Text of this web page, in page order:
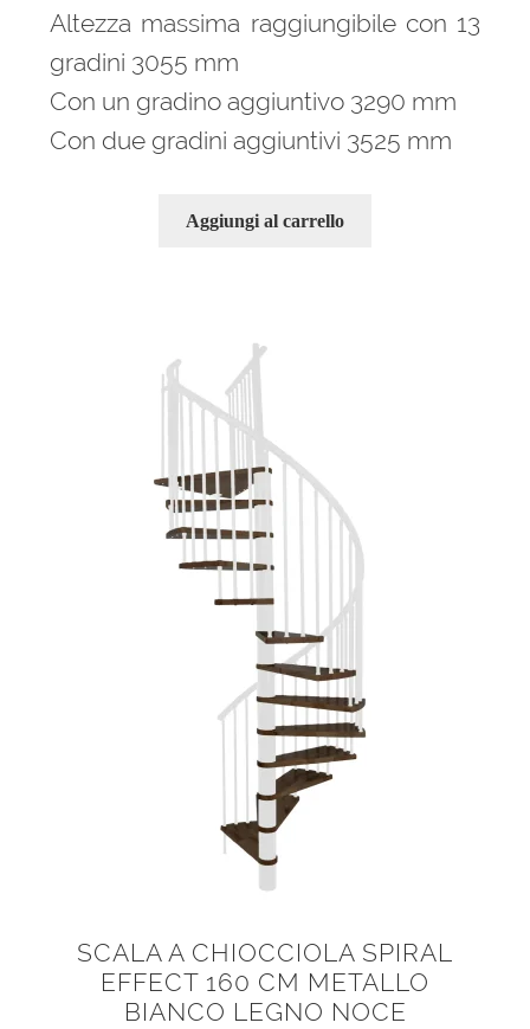
Altezza massima raggiungibile con 13
gradini 3055 mm
Con un gradino aggiuntivo 3290 mm
Con due gradini aggiuntivi 3525 mm
Aggiungi al carrello
SCALA A CHIOCCIOLA SPIRAL
EFFECT 160 CM METALLO
BIANCO LEGNO NOCE